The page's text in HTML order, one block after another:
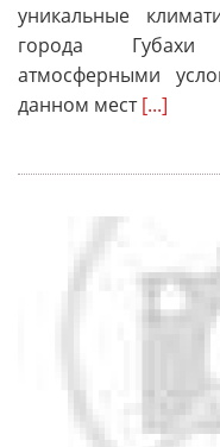
уникальные
города Губахи
атмосферными
данном мест[...]